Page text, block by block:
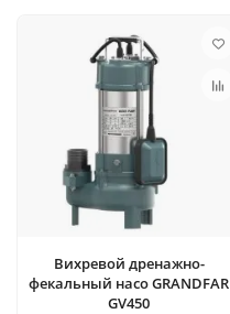
Вихревой дренажно-
фекальный насо GRANDFAR
GV450